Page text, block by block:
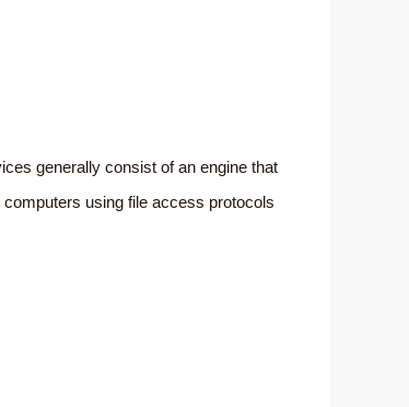
generally consist of an engine that
using file access protocols